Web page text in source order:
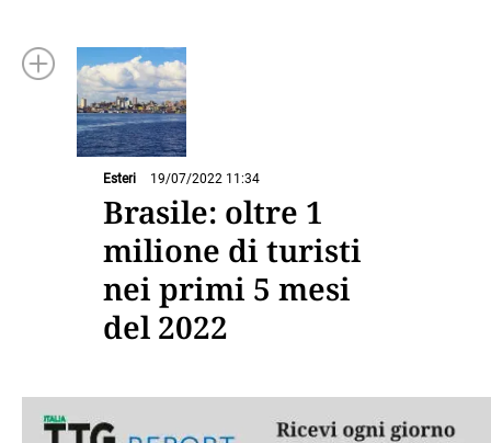
Esteri 19/07/2022 11:34
Brasile: oltre 1
milione di turisti
nei primi 5 mesi
del 2022